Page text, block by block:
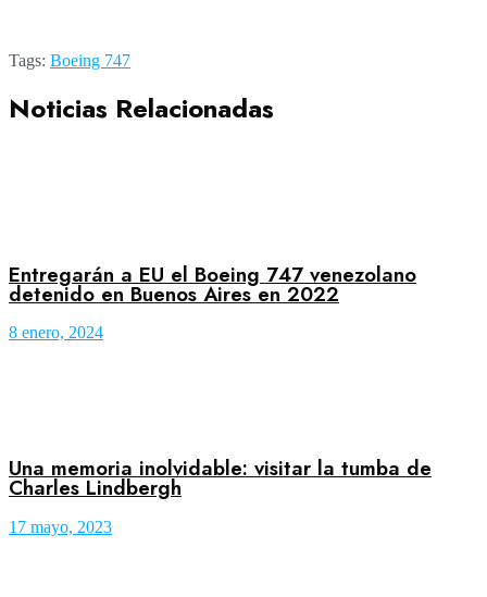
Tags: Boeing 747
Noticias Relacionadas
Entregarán a EU el Boeing 747 venezolano
detenido en Buenos Aires en 2022
8 enero, 2024
Una memoria inolvidable: visitar la tumba de
Charles Lindbergh
17 mayo, 2023